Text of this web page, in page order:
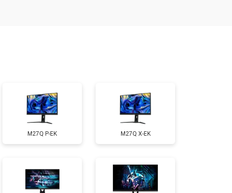
M27Q P-EK M27Q X-EK